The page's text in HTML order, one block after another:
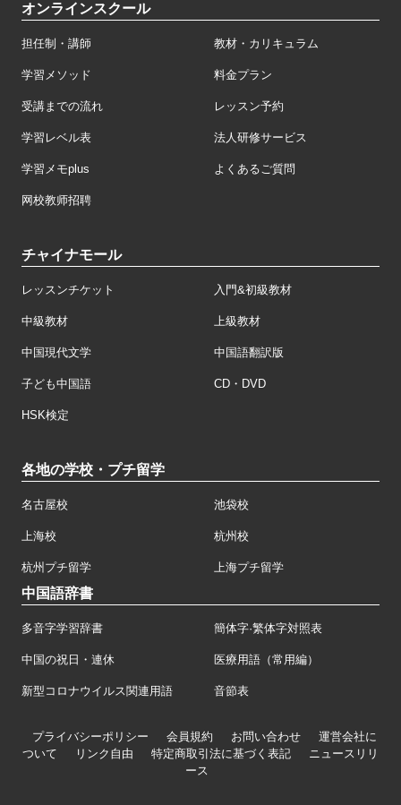
オンラインスクール
担任制・講師 教材・カリキュラム
学習メソッド 料金プラン
受講までの流れ レッスン予約
学習レベル表 法人研修サービス
学習メモplus よくあるご質問
网校教师招聘
チャイナモール
レッスンチケット 入門&初級教材
中級教材 上級教材
中国現代文学 中国語翻訳版
子ども中国語 CD・DVD
HSK検定
各地の学校・プチ留学
名古屋校 池袋校
上海校 杭州校
杭州プチ留学 上海プチ留学
中国語辞書
多音字学習辞書 簡体字·繁体字対照表
中国の祝日・連休 医療用語（常用編）
新型コロナウイルス関連用語 音節表
プライバシーポリシー 会員規約 お問い合わせ
運営会社に
ついて
リンク自由 特定商取引法に基づく表記
ニュースリリ
ース